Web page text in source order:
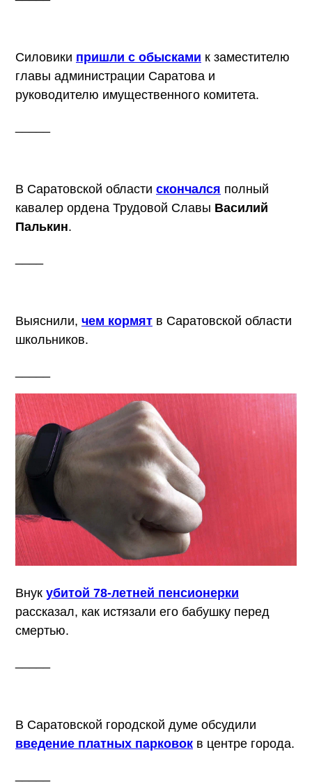
Силовики пришли с обысками к заместителю
главы администрации Саратова и
руководителю имущественного комитета.
В Саратовской области скончался полный
кавалер ордена Трудовой Славы Василий
Палькин.
Выяснили, чем кормят в Саратовской области
школьников.
Внук убитой 78-летней пенсионерки
рассказал, как истязали его бабушку перед
смертью.
В Саратовской городской думе обсудили
введение платных парковок в центре города.